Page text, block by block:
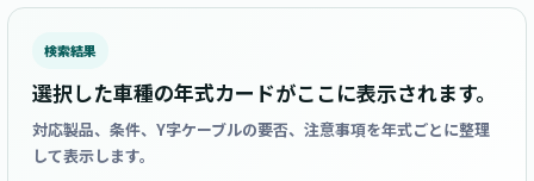
検索結果
選択した車種の年式カードがここに表示されます。
対応製品、条件、Y字ケーブルの要否、注意事項を年式ごとに整理
して表示します。